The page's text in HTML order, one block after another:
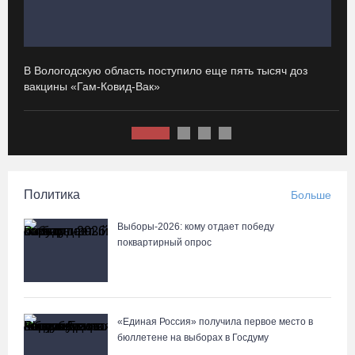
Под Харовском пьяный водитель «Тойоты» слетел с трассы в
кювет и опрокинулся
07.08.26 / 15:23
Вологодчина экспортировала в страны ЕС 4,2 тысячи тонн
07.08.26 / 15:08
Бизнес Северо-Запада столкнулся с более чем 1,5 тысячи
07.08.26 / 14:58
75-летний бегун из Великого Устюга стал чемпионом России
В Вологодскую область поступило еще пять тысяч доз
вакцины «Гам-Ковид-Вак»
Политика Больше
Выборы-2026: кому отдает победу
поквартирный опрос
«Единая Россия» получила первое место в
бюллетене на выборах в Госдуму